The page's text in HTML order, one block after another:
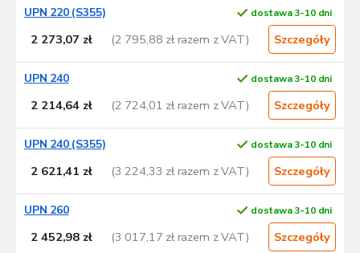
UPN 220 (S355) dostawa 3-10 dni
2 273,07 zł (2 795,88 zł razem z VAT) Szczegóły
UPN 240 dostawa 3-10 dni
2 214,64 zł (2 724,01 zł razem z VAT) Szczegóły
UPN 240 (S355) dostawa 3-10 dni
2 621,41 zł (3 224,33 zł razem z VAT) Szczegóły
UPN 260 dostawa 3-10 dni
2 452,98 zł (3 017,17 zł razem z VAT) Szczegóły